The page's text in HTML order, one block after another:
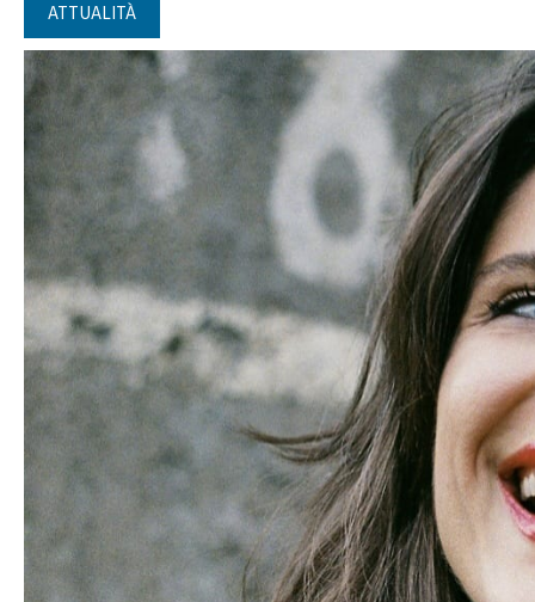
ATTUALITÀ